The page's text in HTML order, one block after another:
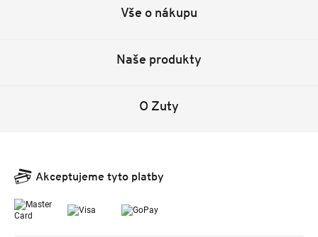
Vše o nákupu
Naše produkty
O Zuty
Akceptujeme tyto platby